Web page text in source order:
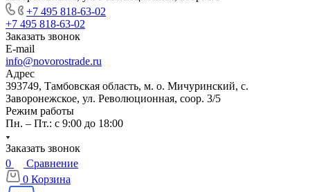
+7 495 818-63-02
+7 495 818-63-02
Заказать звонок
E-mail
info@novorostrade.ru
Адрес
393749, Тамбовская область, м. о. Мичуринский, с.
Заворонежское, ул. Революционная, соор. 3/5
Режим работы
Пн. – Пт.: с 9:00 до 18:00
Заказать звонок
0
Сравнение
0 Корзина